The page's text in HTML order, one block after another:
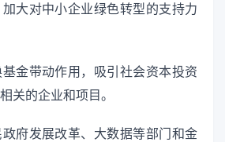
大对中小企业绿色转型的支持力
金带动作用，吸引社会资本投资
关的企业和项目。
府发展改革、大数据等部门和金